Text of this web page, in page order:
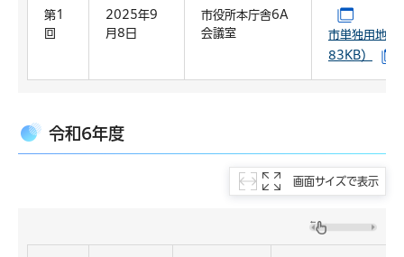
第1
回
2025年9
月8日
市役所本庁舎6A
会議室
市単独用地活
83KB）
令和6年度
画面サイズで表示